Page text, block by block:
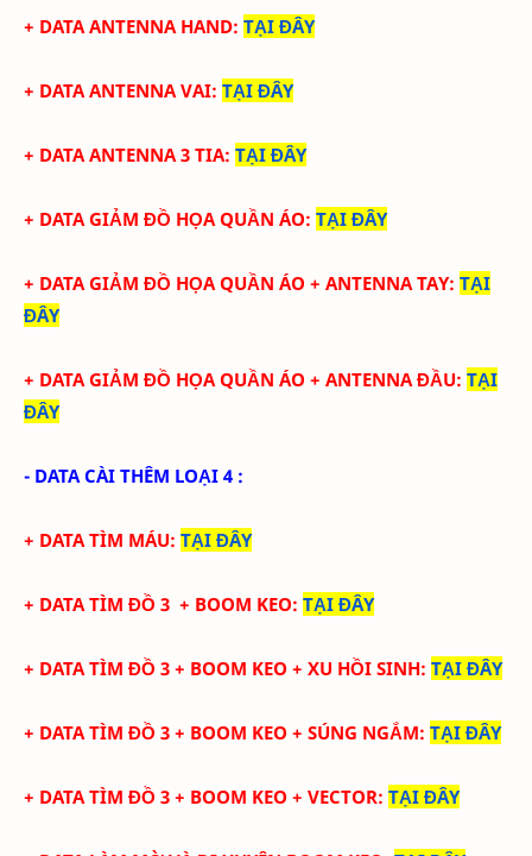
+ DATA ANTENNA HAND: TẠI ĐÂY
+ DATA ANTENNA VAI: TẠI ĐÂY
+ DATA ANTENNA 3 TIA: TẠI ĐÂY
+ DATA GIẢM ĐỒ HỌA QUẦN ÁO: TẠI ĐÂY
+ DATAGIẢM ĐỒ HỌA QUẦN ÁO + ANTENNA TAY: TẠI
ĐÂY
+ DATAGIẢM ĐỒ HỌA QUẦN ÁO + ANTENNA ĐẦU: TẠI
ĐÂY
- DATA CÀI THÊM LOẠI 4 :
+ DATA TÌM MÁU: TẠI ĐÂY
+ DATA TÌM ĐỒ 3 + BOOM KEO: TẠI ĐÂY
+ DATA TÌM ĐỒ 3 + BOOM KEO + XU HỒI SINH: TẠI ĐÂY
+ DATA TÌM ĐỒ 3 + BOOM KEO + SÚNG NGẮM: TẠI ĐÂY
+ DATA TÌM ĐỒ 3 + BOOM KEO + VECTOR: TẠI ĐÂY